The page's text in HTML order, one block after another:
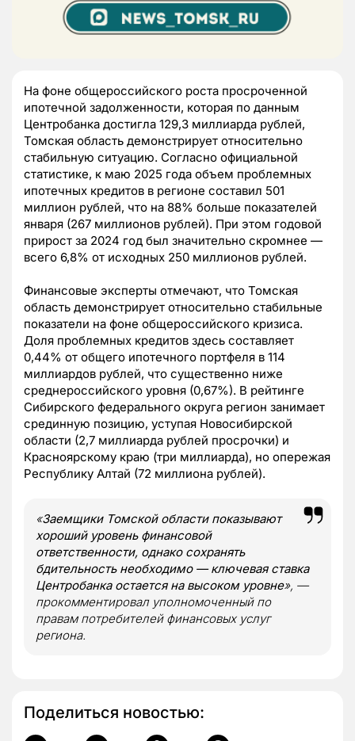
На фоне общероссийского роста просроченной
ипотечной задолженности, которая по данным
Центробанка достигла 129,3 миллиарда рублей,
Томская область демонстрирует относительно
стабильную ситуацию. Согласно официальной
статистике, к маю 2025 года объем проблемных
ипотечных кредитов в регионе составил 501
миллион рублей, что на 88% больше показателей
января (267 миллионов рублей). При этом годовой
прирост за 2024 год был значительно скромнее —
всего 6,8% от исходных 250 миллионов рублей.
Финансовые эксперты отмечают, что Томская
область демонстрирует относительно стабильные
показатели на фоне общероссийского кризиса.
Доля проблемных кредитов здесь составляет
0,44% от общего ипотечного портфеля в 114
миллиардов рублей, что существенно ниже
среднероссийского уровня (0,67%). В рейтинге
Сибирского федерального округа регион занимает
срединную позицию, уступая Новосибирской
области (2,7 миллиарда рублей просрочки) и
Красноярскому краю (три миллиарда), но опережая
Республику Алтай (72 миллиона рублей).
«Заемщики Томской области показывают
хороший уровень финансовой
ответственности, однако сохранять
бдительность необходимо — ключевая ставка
Центробанка остается на высоком уровне», —
прокомментировал уполномоченный по
правам потребителей финансовых услуг
региона.
Поделиться новостью: